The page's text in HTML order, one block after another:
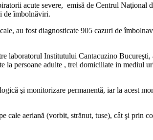
acute severe, emisă de Centrul Naţional
derulează supravegherea
fost diagnosticate 905 cazuri de
Institutului Cantacuzino Bucureşti,
persoane adulte , trei domiciliate in mediul
şi monitorizare permanentă, iar la acest
aeriană (vorbit, strănut, tuse), cât şi prin